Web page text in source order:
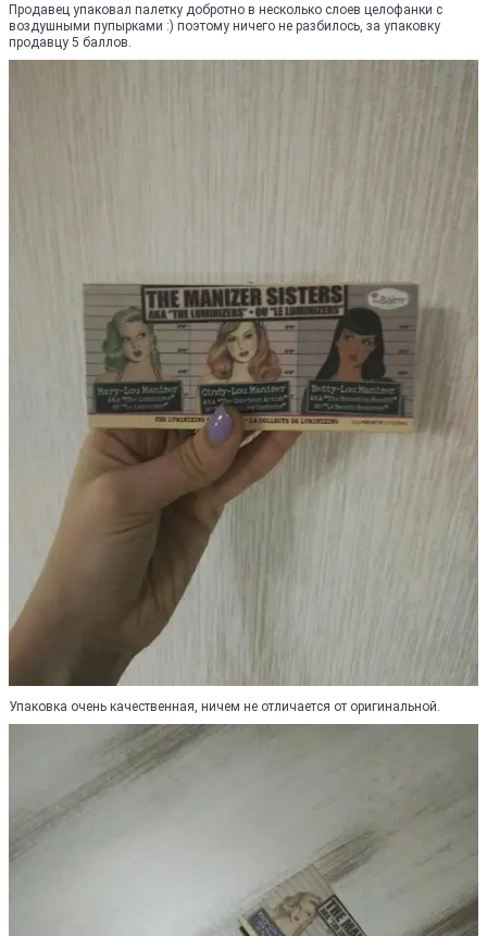
Продавец упаковал палетку добротно в несколько слоев целофанки с
воздушными пупырками :) поэтому ничего не разбилось, за упаковку
продавцу 5 баллов.
Упаковка очень качественная, ничем не отличается от оригинальной.